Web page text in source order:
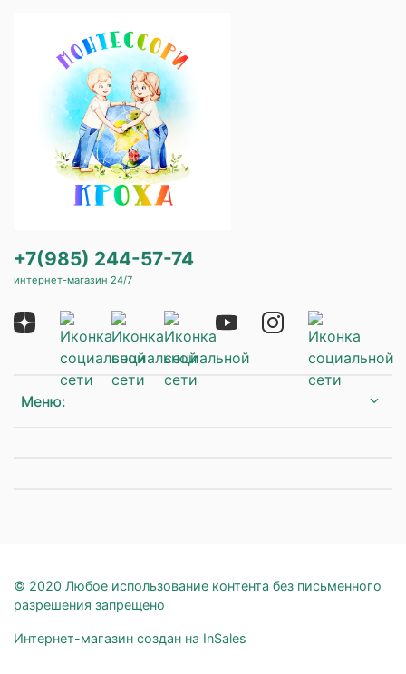
Меню:
+7(985) 244-57-74
интернет-магазин 24/7
© 2020 Любое использование контента без письменного
разрешения запрещено
Интернет-магазин создан на InSales